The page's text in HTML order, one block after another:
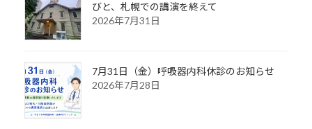
びと、札幌での講演を終えて
2026年7月31日
7月31日（金）呼吸器内科休診のお知らせ
2026年7月28日